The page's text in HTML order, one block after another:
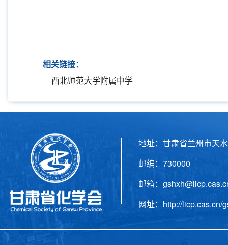
相关链接：
西北师范大学附属中学
地址：甘肃省兰州市天
邮编：730000 电
邮箱：
网址：http://licp.cas.cn/